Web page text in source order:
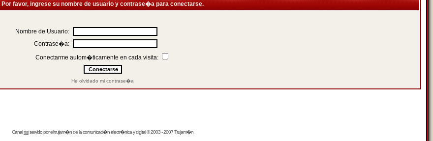
Por favor, ingrese su nombre de usuario y contrase�a para conectarse.
Nombre de Usuario:
Contrase�a:
Conectarme autom�ticamente en cada visita:
He olvidado mi contrase�a
Canalrssservido por eltrujam�nde la comunicaci�n electr�nica y digital © 2003 - 2007 Trujam�n